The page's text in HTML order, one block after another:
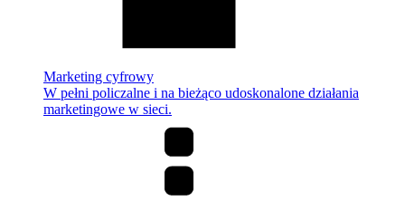
Marketing cyfrowy
W pełni policzalne i na bieżąco udoskonalone działania
marketingowe w sieci.